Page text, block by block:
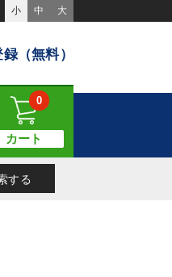
小 中 大
（無料）
カート
0
する